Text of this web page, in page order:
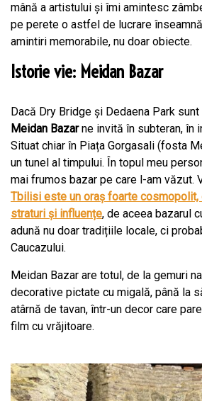
mână a artistului și îmi amintesc
pe perete o astfel de lucrare
amintiri memorabile, nu doar obiecte.
Istorie vie: Meidan Bazar
Dacă Dry Bridge și Dedaena Park
Meidan Bazarne invită în subteran, în
Situat chiar în Piața Gorgasali (fosta
un tunel al timpului. În topul meu
mai frumos bazar pe care l-am văzut.
Tbilisi este un oraș foarte cosmopolit,
straturi și influențe, de aceea bazarul
adună nu doar tradițiile locale, ci
Caucazului.
Meidan Bazar are totul, de la gemuri
decorative pictate cu migală, până la
atârnă de tavan, într-un decor care
film cu vrăjitoare.